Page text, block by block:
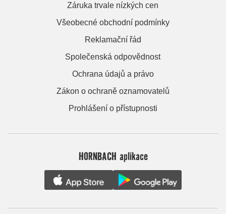
Záruka trvale nízkých cen
Všeobecné obchodní podmínky
Reklamační řád
Společenská odpovědnost
Ochrana údajů a právo
Zákon o ochraně oznamovatelů
Prohlášení o přístupnosti
HORNBACH aplikace